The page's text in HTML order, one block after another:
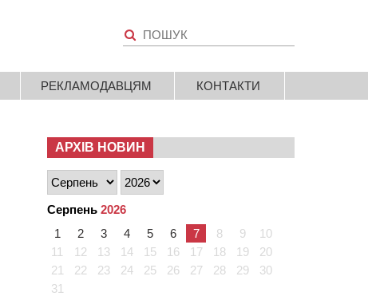
РЕКЛАМОДАВЦЯМ КОНТАКТИ
АРХІВ НОВИН
Серпень 2026
1
2 3 4 5 6 7 8 9
10
11
12 13 14 15 16 17 18 19
20
21
22 23 24 25 26 27 28 29
30
31